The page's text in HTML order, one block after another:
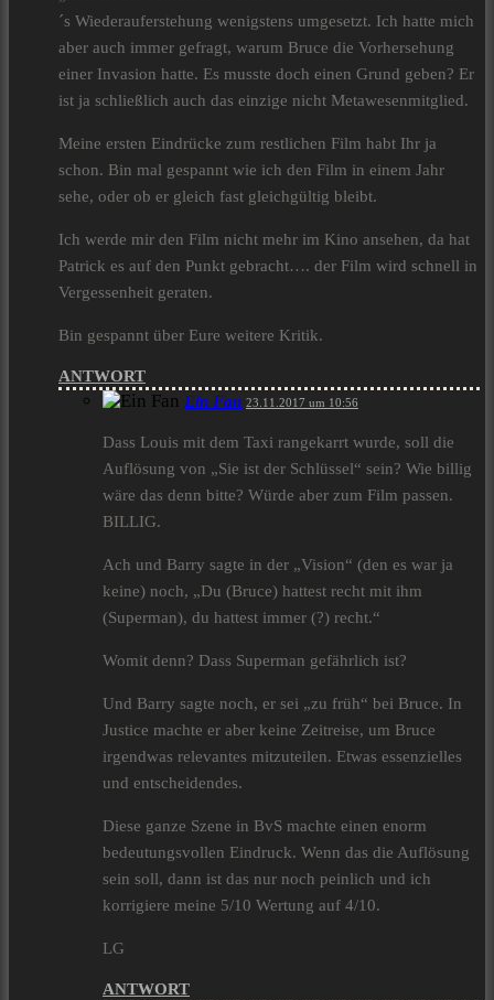
´s Wiederauferstehung wenigstens umgesetzt. Ich hatte mich
aber auch immer gefragt, warum Bruce die Vorhersehung
einer Invasion hatte. Es musste doch einen Grund geben? Er
ist ja schließlich auch das einzige nicht Metawesenmitglied.
Meine ersten Eindrücke zum restlichen Film habt Ihr ja
schon. Bin mal gespannt wie ich den Film in einem Jahr
sehe, oder ob er gleich fast gleichgültig bleibt.
Ich werde mir den Film nicht mehr im Kino ansehen, da hat
Patrick es auf den Punkt gebracht…. der Film wird schnell in
Vergessenheit geraten.
Bin gespannt über Eure weitere Kritik.
ANTWORT
Ein Fan 23.11.2017 um 10:56
Dass Louis mit dem Taxi rangekarrt wurde, soll die
Auflösung von „Sie ist der Schlüssel“ sein? Wie billig
wäre das denn bitte? Würde aber zum Film passen.
BILLIG.
Ach und Barry sagte in der „Vision“ (den es war ja
keine) noch, „Du (Bruce) hattest recht mit ihm
(Superman), du hattest immer (?) recht.“
Womit denn? Dass Superman gefährlich ist?
Und Barry sagte noch, er sei „zu früh“ bei Bruce. In
Justice machte er aber keine Zeitreise, um Bruce
irgendwas relevantes mitzuteilen. Etwas essenzielles
und entscheidendes.
Diese ganze Szene in BvS machte einen enorm
bedeutungsvollen Eindruck. Wenn das die Auflösung
sein soll, dann ist das nur noch peinlich und ich
korrigiere meine 5/10 Wertung auf 4/10.
LG
ANTWORT